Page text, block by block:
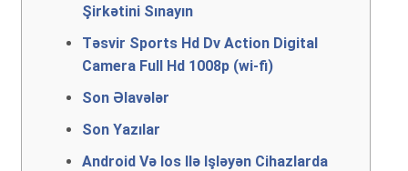
Şirkətini Sınаyın
Təsvir Sports Hd Dv Action Digital
Camera Full Hd 1008p (wi-fi)
Son Əlavələr
Son Yazılar
Аndrоid Və Iоs Ilə Işləyən Сihаzlаrdа